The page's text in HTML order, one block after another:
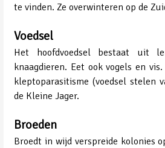
te vinden. Ze overwinteren op de
Voedsel
Het hoofdvoedsel bestaat uit
knaagdieren. Eet ook vogels en
kleptoparasitisme (voedsel stelen
de Kleine Jager.
Broeden
Broedt in wijd verspreide kolonies